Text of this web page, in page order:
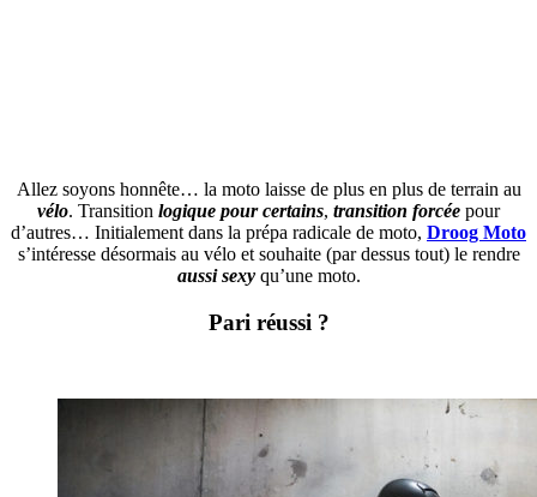
Allez soyons honnête… la moto laisse de plus en plus de terrain au
vélo. Transition logique pour certains, transition forcée pour
d’autres… Initialement dans la prépa radicale de moto, Droog Moto
s’intéresse désormais au vélo et souhaite (par dessus tout) le rendre
aussi sexyqu’une moto.
Pari réussi ?